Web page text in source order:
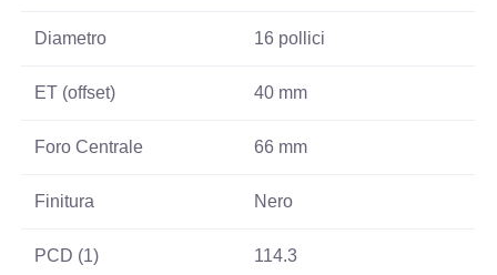
Diametro 16 pollici
ET (offset) 40 mm
Foro Centrale 66 mm
Finitura Nero
PCD (1) 114.3